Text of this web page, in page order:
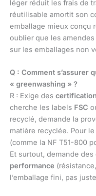
léger réduit les frais de
réutilisable amortit son
emballage mieux conçu
oublier que les
sur les emballages non
Q : Comment s’assurer
« greenwashing » ?
R : Exige des
cherche les labels FSC
recyclé, demande la
matière recyclée. Pour
(comme la NF T51-800
Et surtout, demande des
performance
l’emballage fini, pas